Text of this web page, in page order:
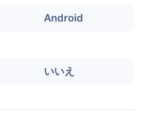
Android
いいえ